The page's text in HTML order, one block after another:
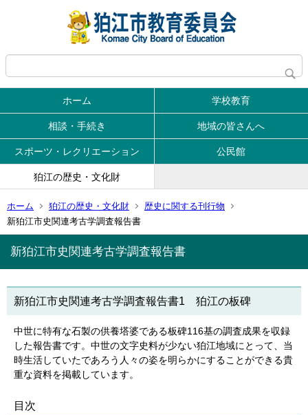
ホーム 学校教育
相談・手続き 地域の皆さんへ
スポーツ・レクリエーション 公民館
狛江の歴史・文化財
ホーム 狛江の歴史・文化財
歴史に関する刊行物
新狛江市史関連考古学調査報告書
新狛江市史関連考古学調査報告書
新狛江市史関連考古学調査報告書1 狛江の板碑
中世に特有な石製の供養塔婆である板碑116基の調査成果を収録
した報告書です。中世の文字史料が少ない狛江地域にとって、当
時生活していたであろう人々の姿を明らかにすることができる貴
重な資料を掲載しています。
目次